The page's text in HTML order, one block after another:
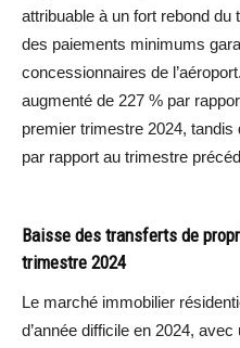
attribuable à un fort rebond
des paiements minimums
concessionnaires de
augmenté de 227 % par
premier trimestre 2024,
par rapport au trimestre
Baisse des transferts de
trimestre 2024
Le marché immobilier
d’année difficile en 2024,